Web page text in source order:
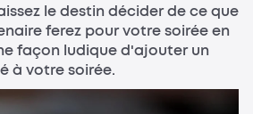
le destin décider de ce que
ferez pour votre soirée en
façon ludique d'ajouter un
à votre soirée.